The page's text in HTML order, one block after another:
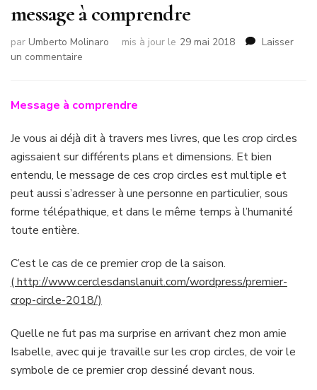
message à comprendre
par Umberto Molinaro mis à jour le 29 mai 2018
Laisser
un commentaire
comprendre
Message à comprendre
Je vous ai déjà dit à travers mes livres, que les crop circles
agissaient sur différents plans et dimensions. Et bien
entendu, le message de ces crop circles est multiple et
peut aussi s’adresser à une personne en particulier, sous
forme télépathique, et dans le même temps à l’humanité
toute entière.
C’est le cas de ce premier crop de la saison.
( http://www.cerclesdanslanuit.com/wordpress/premier-
crop-circle-2018/)
Quelle ne fut pas ma surprise en arrivant chez mon amie
Isabelle, avec qui je travaille sur les crop circles, de voir le
symbole de ce premier crop dessiné devant nous.